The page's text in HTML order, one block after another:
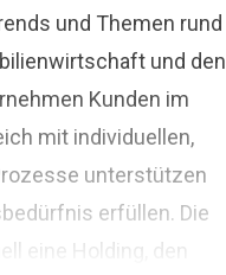
und Themen rund
und den
Kunden im
mit individuellen,
unterstützen
erfüllen. Die
eine Holding, den